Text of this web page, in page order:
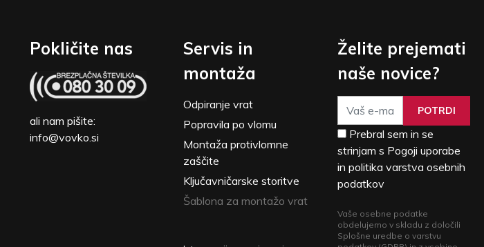
Pokličite nas
ali nam pišite:
info@vovko.si
Servis in
montaža
Odpiranje vrat
Popravila po vlomu
Montaža protivlomne
zaščite
Ključavničarske storitve
Šablona za montažo vrat
Želite prejemati
naše novice?
POTRDI
Prebral sem in se
strinjam s Pogoji uporabe
in politika varstva osebnih
podatkov
Vaše osebne podatke
obdelujemo v skladu z določili
Splošne uredbe o varstvu